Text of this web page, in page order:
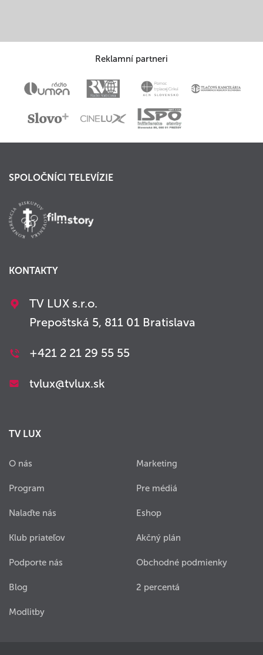
Reklamní partneri
SPOLOČNÍCI TELEVÍZIE
KONTAKTY
TV LUX s.r.o.
Prepoštská 5, 811 01 Bratislava
+421 2 21 29 55 55
tvlux@tvlux.sk
TV LUX
O nás
Program
Nalaďte nás
Klub priateľov
Podporte nás
Blog
Modlitby
Marketing
Pre médiá
Eshop
Akčný plán
Obchodné podmienky
2 percentá